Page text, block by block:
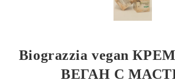
Biograzzia vegan
ВЕГАН С